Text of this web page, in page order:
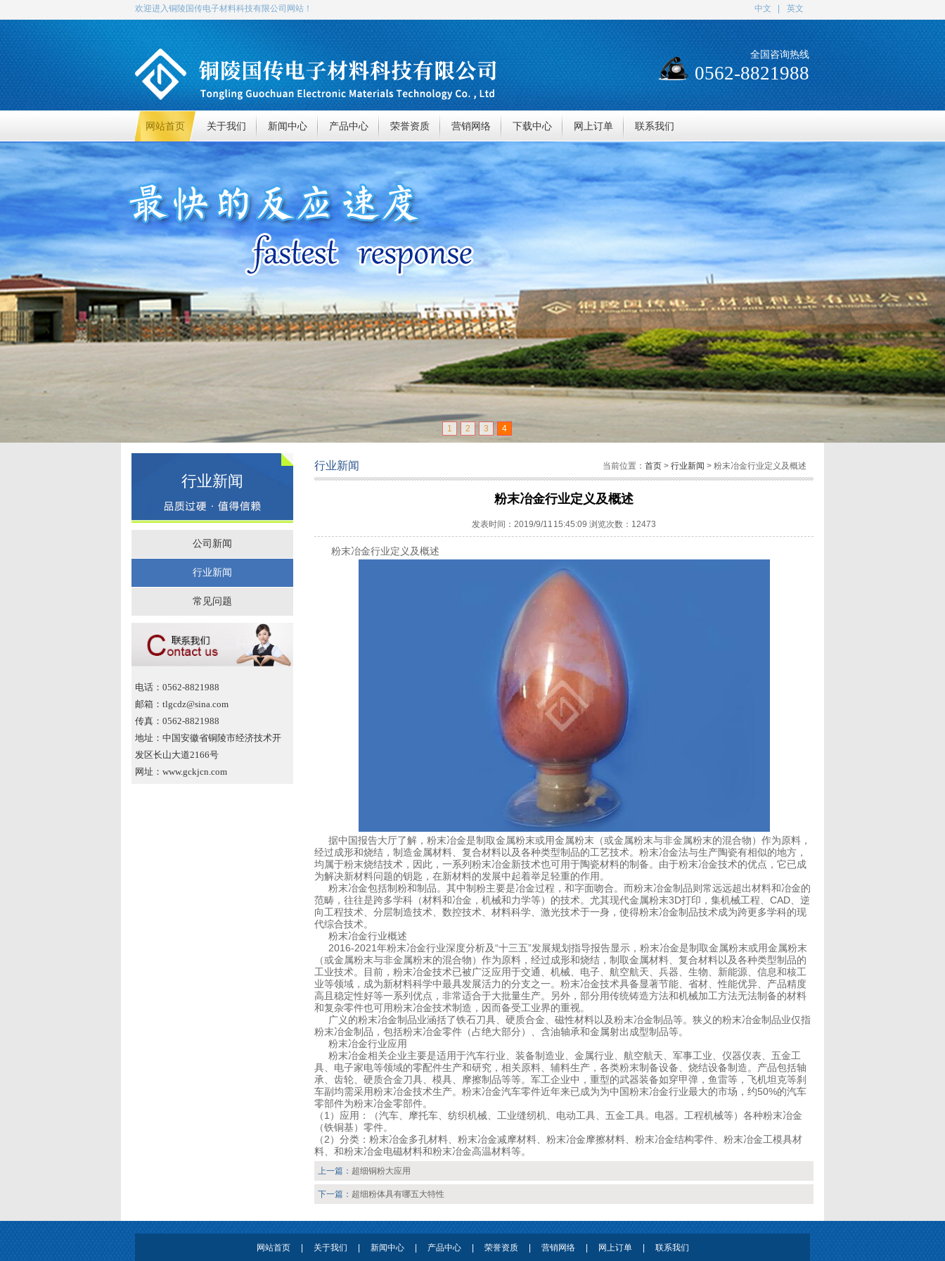
中文 英文
欢迎进入铜陵国传电子材料科技有限公司网站！
全国咨询热线
0562-8821988
网站首页 关于我们 新闻中心 产品中心 荣誉资质 营销网络 下载中心 网上订单 联系我们
1 2 3 4
行业新闻
公司新闻
行业新闻
常见问题
电话：0562-8821988
邮箱：tlgcdz@sina.com
传真：0562-8821988
地址：中国安徽省铜陵市经济技术开
发区长山大道2166号
网址：www.gckjcn.com
行业新闻 当前位置： 首页 > 行业新闻 > 粉末冶金行业定义及概述
粉末冶金行业定义及概述
发表时间：2019/9/11 15:45:09 浏览次数：12473
粉末冶金行业定义及概述
据中国报告大厅了解，粉末冶金是制取金属粉末或用金属粉末（或金属粉末与非金属粉末的混合物）作为原料，
经过成形和烧结，制造金属材料、复合材料以及各种类型制品的工艺技术。粉末冶金法与生产陶瓷有相似的地方，
均属于粉末烧结技术，因此，一系列粉末冶金新技术也可用于陶瓷材料的制备。由于粉末冶金技术的优点，它已成
为解决新材料问题的钥匙，在新材料的发展中起着举足轻重的作用。
粉末冶金包括制粉和制品。其中制粉主要是冶金过程，和字面吻合。而粉末冶金制品则常远远超出材料和冶金的
范畴，往往是跨多学科（材料和冶金，机械和力学等）的技术。尤其现代金属粉末3D打印，集机械工程、CAD、逆
向工程技术、分层制造技术、数控技术、材料科学、激光技术于一身，使得粉末冶金制品技术成为跨更多学科的现
代综合技术。
粉末冶金行业概述
2016-2021年粉末冶金行业深度分析及“十三五”发展规划指导报告显示，粉末冶金是制取金属粉末或用金属粉末
（或金属粉末与非金属粉末的混合物）作为原料，经过成形和烧结，制取金属材料、复合材料以及各种类型制品的
工业技术。目前，粉末冶金技术已被广泛应用于交通、机械、电子、航空航天、兵器、生物、新能源、信息和核工
业等领域，成为新材料科学中最具发展活力的分支之一。粉末冶金技术具备显著节能、省材、性能优异、产品精度
高且稳定性好等一系列优点，非常适合于大批量生产。另外，部分用传统铸造方法和机械加工方法无法制备的材料
和复杂零件也可用粉末冶金技术制造，因而备受工业界的重视。
广义的粉末冶金制品业涵括了铁石刀具、硬质合金、磁性材料以及粉末冶金制品等。狭义的粉末冶金制品业仅指
粉末冶金制品，包括粉末冶金零件（占绝大部分）、含油轴承和金属射出成型制品等。
粉末冶金行业应用
粉末冶金相关企业主要是适用于汽车行业、装备制造业、金属行业、航空航天、军事工业、仪器仪表、五金工
具、电子家电等领域的零配件生产和研究，相关原料、辅料生产，各类粉末制备设备、烧结设备制造。产品包括轴
承、齿轮、硬质合金刀具、模具、摩擦制品等等。军工企业中，重型的武器装备如穿甲弹，鱼雷等，飞机坦克等刹
车副均需采用粉末冶金技术生产。粉末冶金汽车零件近年来已成为为中国粉末冶金行业最大的市场，约50%的汽车
零部件为粉末冶金零部件。
（1）应用：（汽车、摩托车、纺织机械、工业缝纫机、电动工具、五金工具。电器。工程机械等）各种粉末冶金
（铁铜基）零件。
（2）分类：粉末冶金多孔材料、粉末冶金减摩材料、粉末冶金摩擦材料、粉末冶金结构零件、粉末冶金工模具材
料、和粉末冶金电磁材料和粉末冶金高温材料等。
上一篇： 超细铜粉大应用
下一篇： 超细粉体具有哪五大特性
网站首页 关于我们 新闻中心 产品中心 荣誉资质 营销网络 网上订单 联系我们